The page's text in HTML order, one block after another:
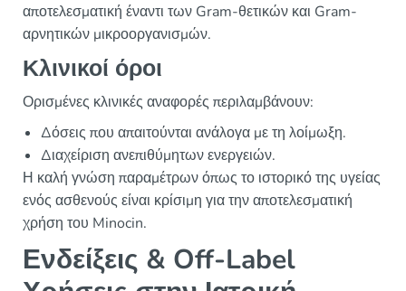
αποτελεσματική έναντι των Gram-θετικών και Gram-
αρνητικών μικροοργανισμών.
Κλινικοί όροι
Ορισμένες κλινικές αναφορές περιλαμβάνουν:
Δόσεις που απαιτούνται ανάλογα με τη λοίμωξη.
Διαχείριση ανεπιθύμητων ενεργειών.
Η καλή γνώση παραμέτρων όπως το ιστορικό της υγείας
ενός ασθενούς είναι κρίσιμη για την αποτελεσματική
χρήση του Minocin.
Ενδείξεις & Off-Label